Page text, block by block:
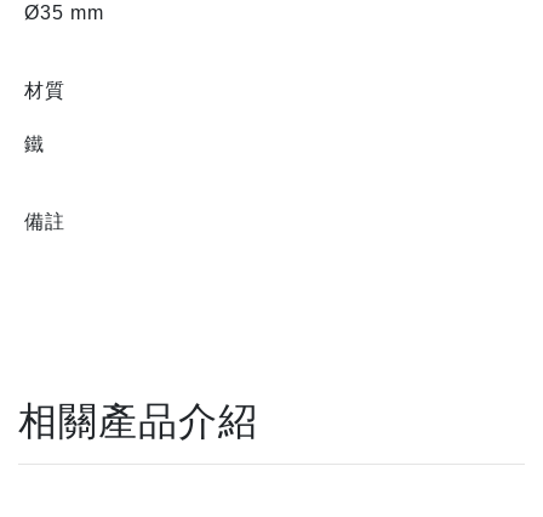
Ø35 mm
材質
鐵
備註
相關產品介紹